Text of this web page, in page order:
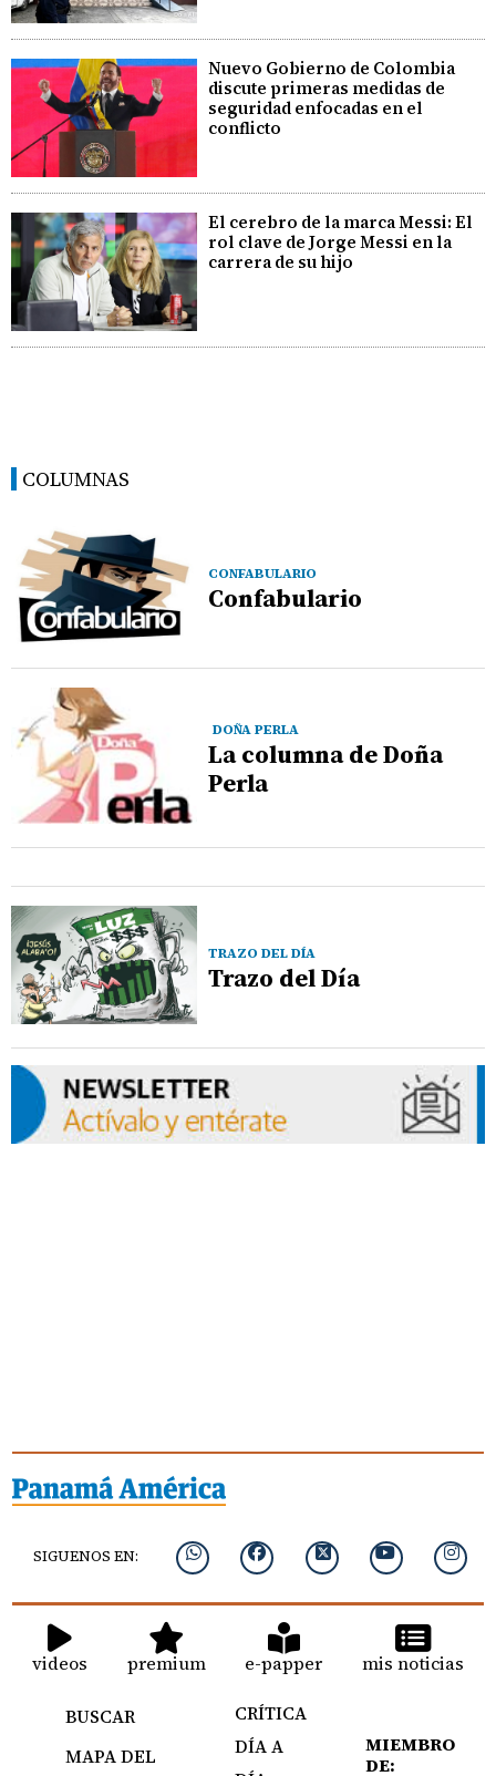
Nuevo Gobierno de Colombia
discute primeras medidas de
seguridad enfocadas en el
conflicto
El cerebro de la marca Messi: El
rol clave de Jorge Messi en la
carrera de su hijo
COLUMNAS
CONFABULARIO
Confabulario
DOÑA PERLA
La columna de Doña
Perla
TRAZO DEL DÍA
Trazo del Día
SIGUENOS EN:
videos premium e-papper mis noticias
BUSCAR
MAPA DEL
CRÍTICA
DÍA A
MIEMBRO
DE: